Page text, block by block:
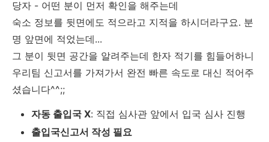
당자 - 어떤 분이 먼저 확인을 해주는데
숙소 정보를 뒷면에도 적으라고 지적을 하시더라구요. 분
명 앞면에 적었는데...
그 분이 뒷면 공간을 알려주는데 한자 적기를 힘들어하니
우리팀 신고서를 가져가서 완전 빠른 속도로 대신 적어주
셨습니다^^;;
자동 출입국 X: 직접 심사관 앞에서 입국 심사 진행
출입국신고서 작성 필요